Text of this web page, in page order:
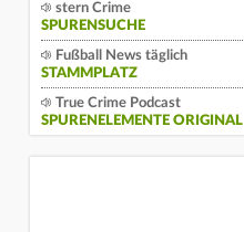
stern Crime
SPURENSUCHE
Fußball News täglich
STAMMPLATZ
True Crime Podcast
SPURENELEMENTE ORIGINAL